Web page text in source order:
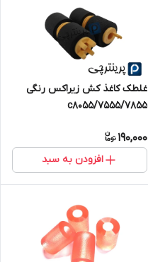
غلطک کاغذ کش زیراکس رنگی
7555/7855/c8055
190,000
افزودن به سبد